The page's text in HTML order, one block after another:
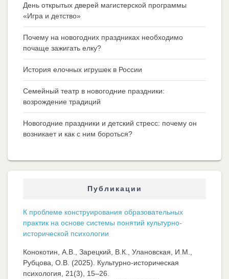
День открытых дверей магистерской программы
«Игра и детство»
Почему на новогодних праздниках необходимо
почаще зажигать елку?
История елочных игрушек в России
Семейный театр в новогодние праздники:
возрождение традиций
Новогодние праздники и детский стресс: почему он
возникает и как с ним бороться?
Публикации
К проблеме конструирования образовательных
практик на основе системы понятий культурно-
исторической психологии
Конокотин, А.В., Зарецкий, В.К., Улановская, И.М.,
Рубцова, О.В. (2025). Культурно-историческая
психология, 21(3), 15–26.